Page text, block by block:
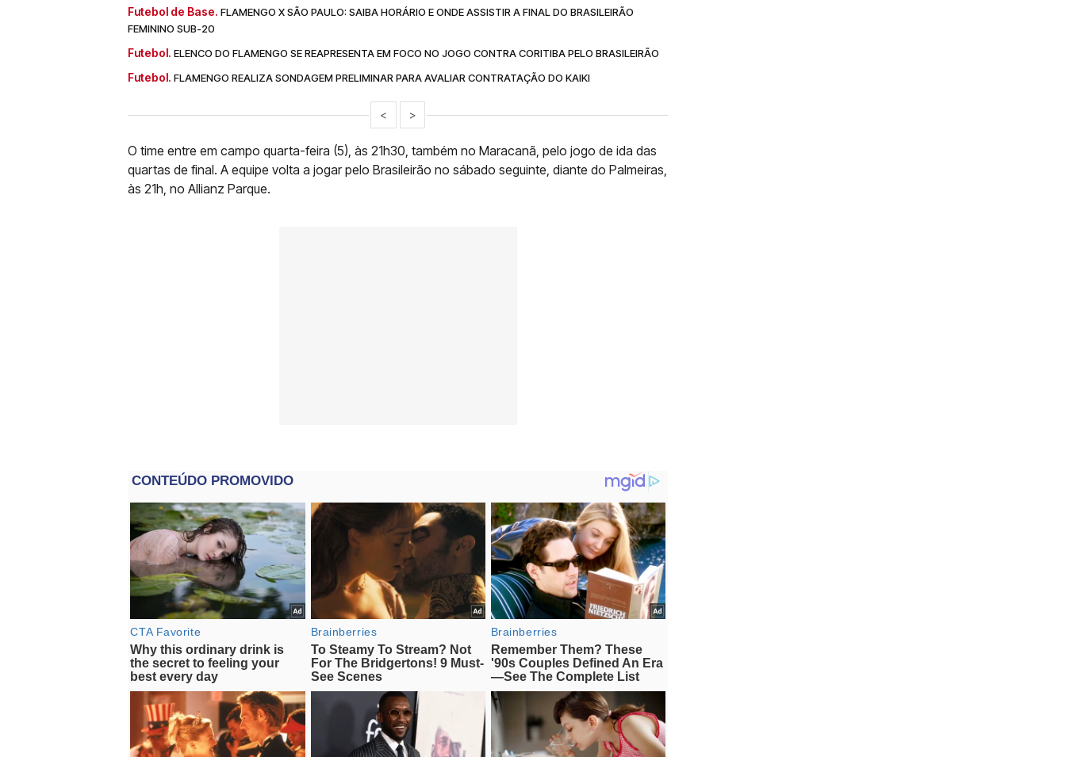
Futebol de Base. FLAMENGO X SÃO PAULO: SAIBA HORÁRIO E ONDE ASSISTIR A FINAL DO BRASILEIRÃO
FEMININO SUB-20
Futebol. ELENCO DO FLAMENGO SE REAPRESENTA EM FOCO NO JOGO CONTRA CORITIBA PELO BRASILEIRÃO
Futebol. FLAMENGO REALIZA SONDAGEM PRELIMINAR PARA AVALIAR CONTRATAÇÃO DO KAIKI
< >
O time entre em campo quarta-feira (5), às 21h30, também no Maracanã, pelo jogo de ida das
quartas de final. A equipe volta a jogar pelo Brasileirão no sábado seguinte, diante do Palmeiras,
às 21h, no Allianz Parque.